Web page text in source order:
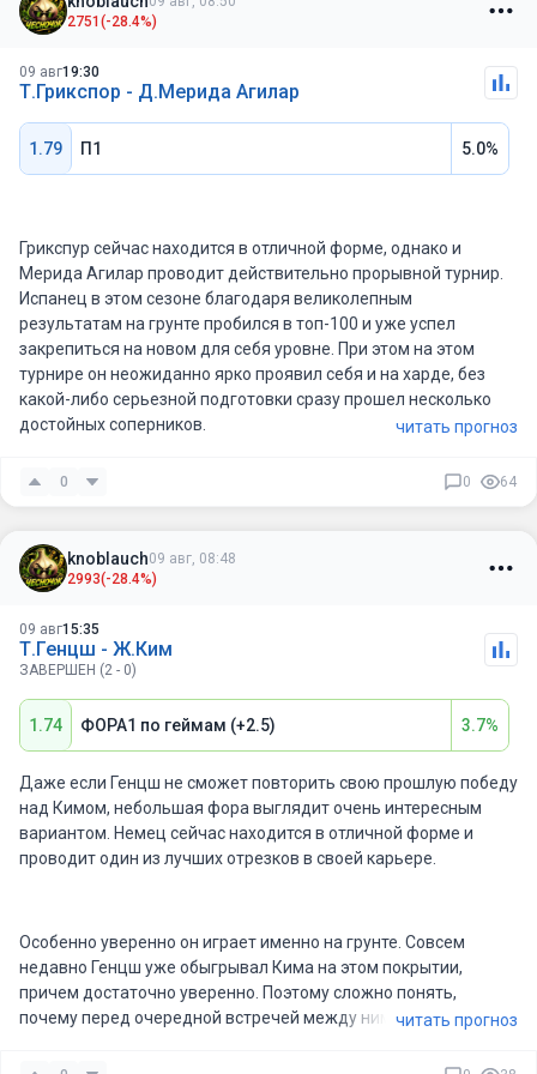
аргентинца регулярно возникают проблемы. Поэтому победа
над Фрицем выглядит скорее ярким исключением, чем
хардовиком.
Тьен же уже уверенно закрепился в топ-20, хотя ему всего 20
покрытиях. Да, у него нет какой-то пушечной подачи, но он
компенсирует это великолепным приемом, движением и
игрой в обороне.
Во втором раунде Тьен очень уверенно разобрался с Томми
Полом, практически не оставив американцу шансов. Сейчас
он находится в отличной форме и выглядит гораздо более
турнире, а против Тьена его сказка, скорее всего, закончится.
Ожидаю уверенную победу американца в двух сетах и
2751(-28.4%)
09 авг19:30
Т.Грикспор - Д.Мерида Агилар
1.79 П1 5.0%
Грикспур сейчас находится в отличной форме, однако и
Мерида Агилар проводит действительно прорывной турнир.
Испанец в этом сезоне благодаря великолепным
результатам на грунте пробился в топ-100 и уже успел
закрепиться на новом для себя уровне. При этом на этом
турнире он неожиданно ярко проявил себя и на харде, без
какой-либо серьезной подготовки сразу прошел несколько
достойных соперников.
Но именно опыта игры на харде у Мерида Агилара все-таки
дольше выступает на уровне ATP и прекрасно знает, как
играть такие матчи. Здесь он уже прошел Санего и Арнальди,
Александром Зверевым. Обыграть такого соперника —
показатель действительно высокого уровня.
Для Грикспура этот турнир также имеет большое значение.
еще недавно стабильно находился в топ-40. Поэтому сейчас
ему крайне важно возвращать свои позиции и набирать очки.
На харде он традиционно играет очень хорошо, а нынешняя
форма позволяет рассчитывать на успешное продолжение
Мерида Агилар уже провел отличный турнир и заслужил все
возможные комплименты, но сейчас ему предстоит соперник
совсем другого уровня опыта именно на быстром покрытии.
читать прогноз
0 0 64
knoblauch09 авг, 08:48
2993(-28.4%)
09 авг15:35
Т.Генцш - Ж.Ким
ЗАВЕРШЕН (2 - 0)
1.74 ФОРА1 по геймам (+2.5) 3.7%
Даже если Генцш не сможет повторить свою прошлую победу
над Кимом, небольшая фора выглядит очень интересным
вариантом. Немец сейчас находится в отличной форме и
проводит один из лучших отрезков в своей карьере.
Особенно уверенно он играет именно на грунте. Совсем
недавно Генцш уже обыгрывал Кима на этом покрытии,
причем достаточно уверенно. Поэтому сложно понять,
почему перед очередной встречей между ними немца снова
читать прогноз